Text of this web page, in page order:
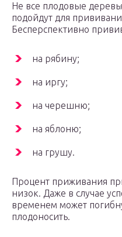
Не все плодовые
подойдут для
Бесперспективно
на рябину;
на иргу;
на черешню;
на яблоню;
на грушу.
Процент приживания
низок. Даже в случае
временем может
плодоносить.